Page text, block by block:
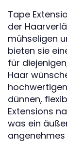
Tape
der
mühseligen
bieten sie
für
Haar
dünnen,
Extensions
was ein